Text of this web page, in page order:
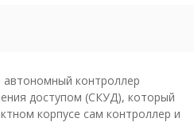
автономный контроллер
доступом (СКУД), который
корпусе сам контроллер и